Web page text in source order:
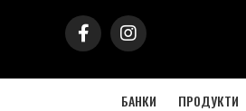
БАНКИ ПРОДУКТИ